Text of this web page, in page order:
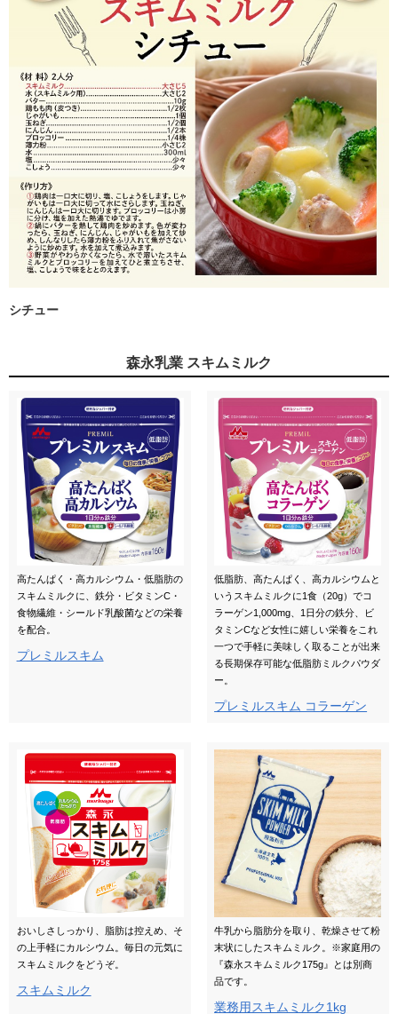
シチュー
森永乳業 スキムミルク
高たんぱく・高カルシウム・低脂肪の
スキムミルクに、鉄分・ビタミンC・
食物繊維・シールド乳酸菌などの栄養
を配合。
プレミルスキム
低脂肪、高たんぱく、高カルシウムと
いうスキムミルクに1食（20g）でコ
ラーゲン1,000mg、1日分の鉄分、ビ
タミンCなど女性に嬉しい栄養をこれ
一つで手軽に美味しく取ることが出来
る長期保存可能な低脂肪ミルクパウダ
ー。
プレミルスキム コラーゲン
おいしさしっかり、脂肪は控えめ、そ
の上手軽にカルシウム。毎日の元気に
スキムミルクをどうぞ。
スキムミルク
牛乳から脂肪分を取り、乾燥させて粉
末状にしたスキムミルク。※家庭用の
『森永スキムミルク175g』とは別商
品です。
業務用スキムミルク1kg